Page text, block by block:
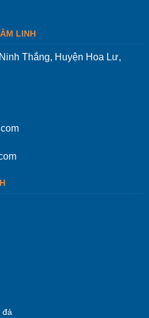
LINH
Thắng, Huyện Hoa Lư,
đá